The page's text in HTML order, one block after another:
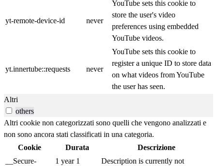
yt-remote-device-id never
YouTube sets this cookie to
store the user's video
preferences using embedded
YouTube videos.
yt.innertube::requests never
YouTube sets this cookie to
register a unique ID to store data
on what videos from YouTube
the user has seen.
Altri
others
Altri cookie non categorizzati sono quelli che vengono analizzati e
non sono ancora stati classificati in una categoria.
Cookie
Durata
Descrizione
__Secure-
1 year 1
Description is currently not